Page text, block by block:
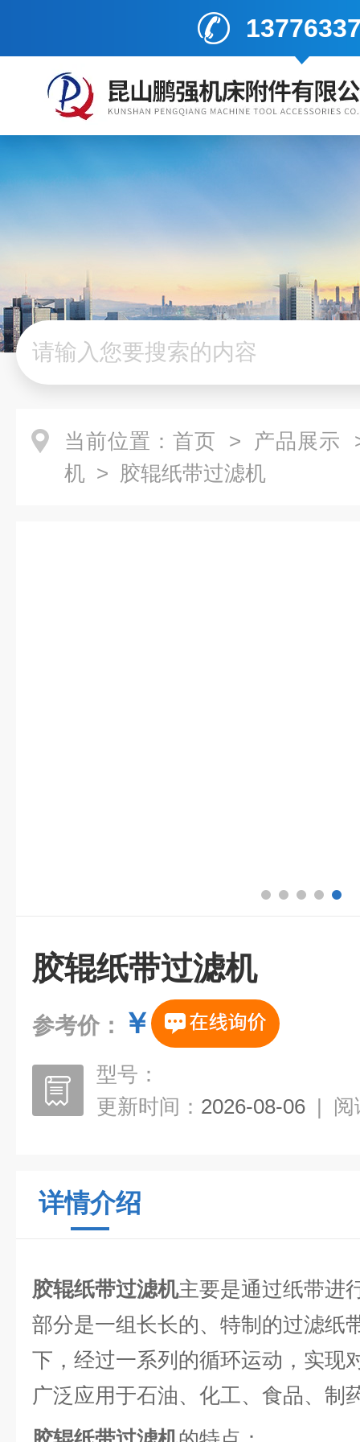
当前位置： 首页 > 产品展示
机 > 胶辊纸带过滤机
胶辊纸带过滤机
参考价： ￥
型号：
更新时间： 2026-08-06 | 阅
详情介绍
胶辊纸带过滤机主要是通过纸带进
部分是一组长长的、特制的过滤纸
下，经过一系列的循环运动，实现
广泛应用于石油、化工、食品、制